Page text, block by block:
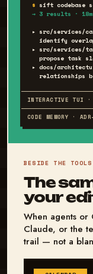
$
→ 3 results ·
▸ src/services/
▸ src/services/
▸ docs/
relationships
INTERACTIVE TUI ·
CODE MEMORY ·
BESIDE THE TOOLS
The
your
When agents or
Claude, or the
trail — not a